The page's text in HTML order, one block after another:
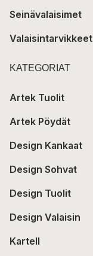
Seinävalaisimet
Valaisintarvikkeet
KATEGORIAT
Artek Tuolit
Artek Pöydät
Design Kankaat
Design Sohvat
Design Tuolit
Design Valaisin
Kartell